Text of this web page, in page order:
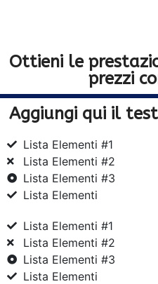
Ottieni le
prezzi
Aggiungi qui il
Lista Elementi #1
Lista Elementi #2
Lista Elementi #3
Lista Elementi
Lista Elementi #1
Lista Elementi #2
Lista Elementi #3
Lista Elementi